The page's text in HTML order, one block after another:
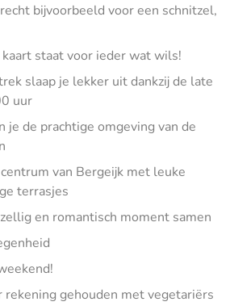
bijvoorbeeld voor een schnitzel,
staat voor ieder wat wils!
slaap je lekker uit dankzij de late
uur
je de prachtige omgeving van de
van Bergeijk met leuke
terrasjes
en romantisch moment samen
gehouden met vegetariërs